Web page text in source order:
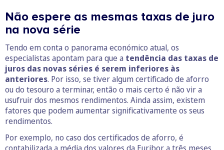
Não espere as mesmas taxas de juro
na nova série
Tendo em conta o panorama económico atual, os
especialistas apontam para que a tendência das taxas de
juros das novas séries é serem inferiores às
anteriores. Por isso, se tiver algum certificado de aforro
ou do tesouro a terminar, então o mais certo é não vir a
usufruir dos mesmos rendimentos. Ainda assim, existem
fatores que podem aumentar significativamente os seus
rendimentos.
Por exemplo, no caso dos certificados de aforro, é